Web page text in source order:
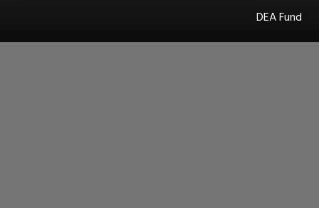
DEA Fund